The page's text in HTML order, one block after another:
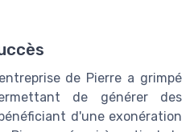
de Pierre a grimpé
de générer des
d'une exonération